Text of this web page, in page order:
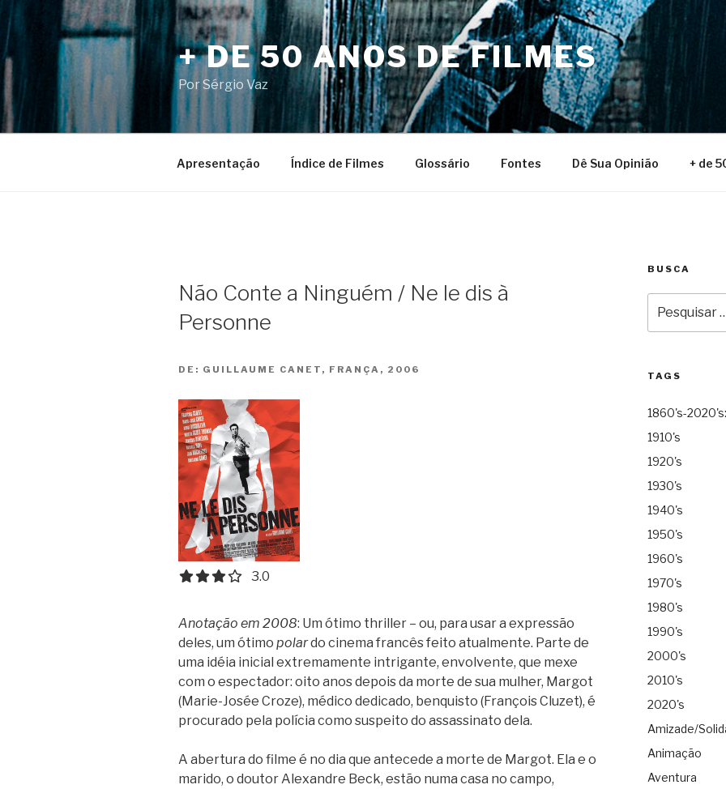
para
o
conteúdo
+ DE 50 ANOS DE FILMES
Por Sérgio Vaz
Apresentação Índice de Filmes Glossário Fontes Dê Sua Opinião + de
Não Conte a Ninguém / Ne le dis à
Personne
DE: GUILLAUME CANET, FRANÇA, 2006
3.0 out of 5.0 stars
3.0
Anotação em 2008: Um ótimo thriller – ou, para usar a expressão
deles, um ótimo polardo cinema francês feito atualmente. Parte de
uma idéia inicial extremamente intrigante, envolvente, que mexe
com o espectador: oito anos depois da morte de sua mulher, Margot
(Marie-Josée Croze), médico dedicado, benquisto (François Cluzet), é
procurado pela polícia como suspeito do assassinato dela.
A abertura do filme é no dia que antecede a morte de Margot. Ela e o
marido, o doutor Alexandre Beck, estão numa casa no campo,
BUSCA
por:
TAGS
1860's-
1910's
1920's
1930's
1940's
1950's
1960's
1970's
1980's
1990's
2000's
2010's
2020's
Amizade/
Animação
Aventura